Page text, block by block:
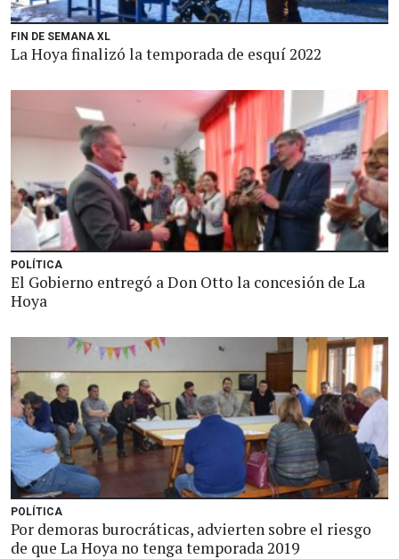
FIN DE SEMANA XL
La Hoya finalizó la temporada de esquí 2022
POLÍTICA
El Gobierno entregó a Don Otto la concesión de La
Hoya
POLÍTICA
Por demoras burocráticas, advierten sobre el riesgo
de que La Hoya no tenga temporada 2019